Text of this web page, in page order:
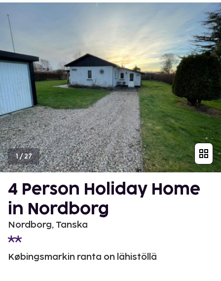
1/27
4 Person Holiday Home
in Nordborg
Nordborg, Tanska
Købingsmarkin ranta on lähistöllä